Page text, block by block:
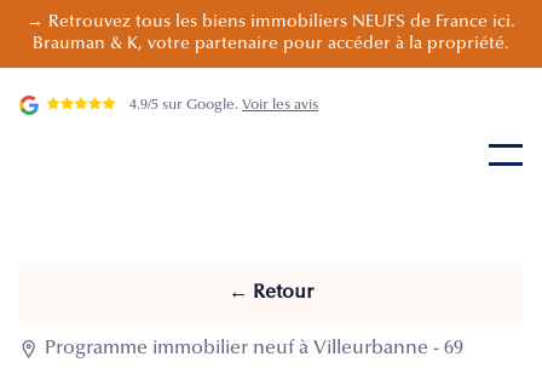
→ Retrouvez tous les biens immobiliers NEUFS de France ici.
Brauman & K, votre partenaire pour accéder à la propriété.
4.9/5 sur Google. Voir les avis
← Retour

Programme immobilier neuf à Villeurbanne - 69